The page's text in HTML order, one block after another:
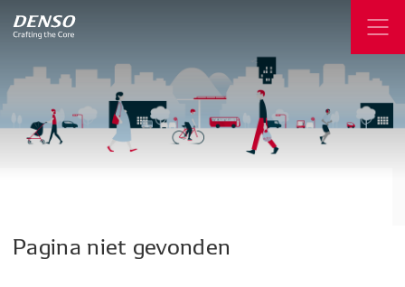
Pagina niet gevonden